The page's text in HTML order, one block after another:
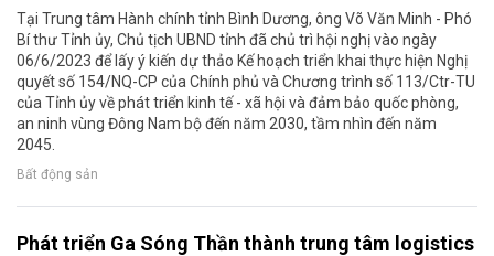
Tại Trung tâm Hành chính tỉnh Bình Dương, ông Võ Văn Minh - Phó
Bí thư Tỉnh ủy, Chủ tịch UBND tỉnh đã chủ trì hội nghị vào ngày
06/6/2023 để lấy ý kiến dự thảo Kế hoạch triển khai thực hiện Nghị
quyết số 154/NQ-CP của Chính phủ và Chương trình số 113/Ctr-TU
của Tỉnh ủy về phát triển kinh tế - xã hội và đảm bảo quốc phòng,
an ninh vùng Đông Nam bộ đến năm 2030, tầm nhìn đến năm
2045.
Bất động sản
Phát triển Ga Sóng Thần thành trung tâm logistics